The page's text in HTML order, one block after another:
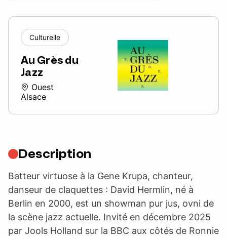
Culturelle
Au Grès du
Jazz
Ouest
Alsace
Description
Batteur virtuose à la Gene Krupa, chanteur,
danseur de claquettes : David Hermlin, né à
Berlin en 2000, est un showman pur jus, ovni de
la scène jazz actuelle. Invité en décembre 2025
par Jools Holland sur la BBC aux côtés de Ronnie